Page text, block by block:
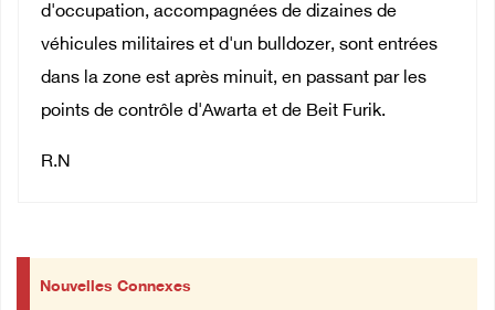
d'occupation, accompagnées de dizaines de
véhicules militaires et d'un bulldozer, sont entrées
dans la zone est après minuit, en passant par les
points de contrôle d'Awarta et de Beit Furik.
R.N
Nouvelles Connexes